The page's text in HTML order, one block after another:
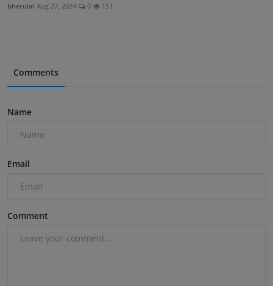
bherulal Aug 27, 2024 0 151
Comments
Name
Email
Comment